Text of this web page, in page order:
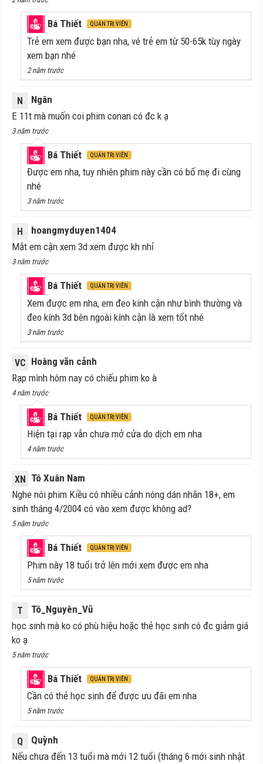
Bá Thiết QUẢN TRỊ VIÊN
Trẻ em xem được bạn nha, vé trẻ em từ 50-65k tùy ngày
xem bạn nhé
2 năm trước
N
Ngân
E 11t mà muốn coi phim conan có đc k ạ
3 năm trước
Bá Thiết QUẢN TRỊ VIÊN
Được em nha, tuy nhiên phim này cần có bố mẹ đi cùng
nhé
3 năm trước
H
hoangmyduyen1404
Mắt em cận xem 3d xem được kh nhỉ
3 năm trước
Bá Thiết QUẢN TRỊ VIÊN
Xem được em nha, em đeo kính cận như bình thường và
đeo kính 3d bên ngoài kính cận là xem tốt nhé
3 năm trước
VC Hoàng văn cảnh
Rạp mình hôm nay có chiếu phim ko à
4 năm trước
Bá Thiết QUẢN TRỊ VIÊN
Hiện tại rạp vẫn chưa mở cửa do dịch em nha
4 năm trước
XN Tô Xuân Nam
Nghe nói phim Kiều có nhiều cảnh nóng dán nhãn 18+, em
sinh tháng 4/2004 có vào xem được không ad?
5 năm trước
Bá Thiết QUẢN TRỊ VIÊN
Phim này 18 tuổi trở lên mới xem được em nha
5 năm trước
T
Tô_Nguyên_Vũ
học sinh mà ko có phù hiệu hoặc thẻ học sinh có đc giảm giá
ko ạ
5 năm trước
Bá Thiết QUẢN TRỊ VIÊN
Cần có thẻ học sinh để được ưu đãi em nha
5 năm trước
Q
Quỳnh
Nếu chưa đến 13 tuổi mà mới 12 tuổi (tháng 6 mới sinh nhật